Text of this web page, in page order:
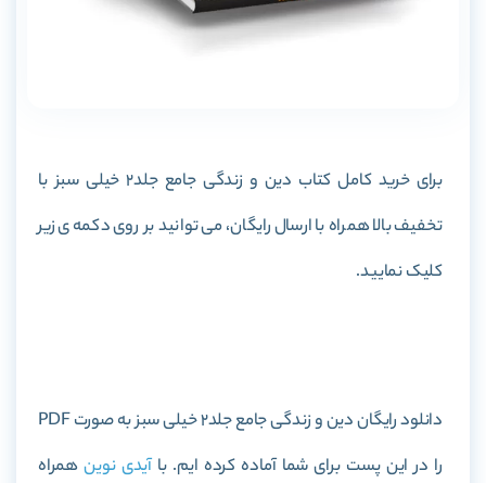
برای خرید کامل کتاب دین و زندگی جامع جلد2 خیلی سبز با
تخفیف بالا همراه با ارسال رایگان، می توانید بر روی دکمه ی زیر
کلیک نمایید.
دانلود رایگان دین و زندگی جامع جلد2 خیلی سبز به صورت PDF
را در این پست برای شما آماده کرده ایم. باآیدی نوینهمراه